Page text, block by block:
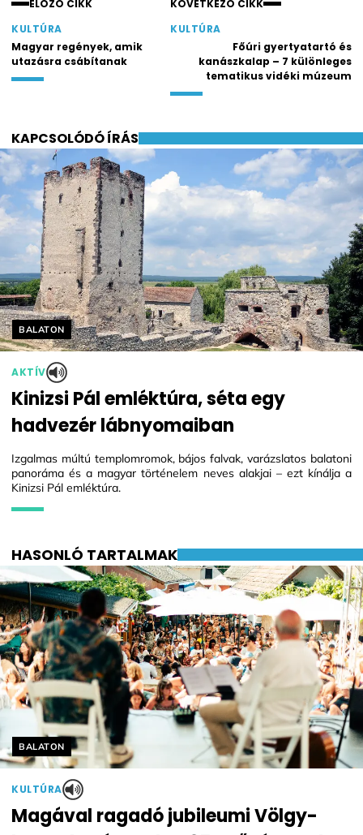
ELŐZŐ CIKK
KULTÚRA
Magyar regények, amik
utazásra csábítanak
KÖVETKEZŐ CIKK
KULTÚRA
Főúri gyertyatartó és
kanászkalap – 7 különleges
tematikus vidéki múzeum
KAPCSOLÓDÓ ÍRÁS
Helyszín címkék:
BALATON
AKTÍV
Kinizsi Pál emléktúra, séta egy
hadvezér lábnyomaiban
Izgalmas múltú templomromok, bájos falvak, varázslatos balatoni
panoráma és a magyar történelem neves alakjai – ezt kínálja a
Kinizsi Pál emléktúra.
HASONLÓ TARTALMAK
Helyszín címkék:
BALATON
KULTÚRA
Magával ragadó jubileumi Völgy-